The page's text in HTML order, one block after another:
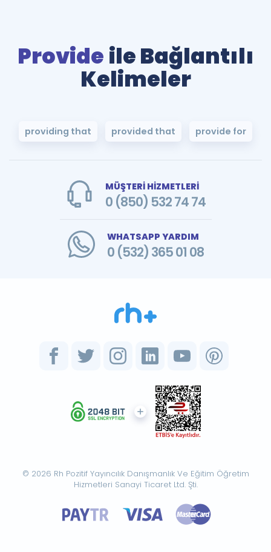
Provide ile Bağlantılı
Kelimeler
providing that provided that provide for
MÜŞTERİ HİZMETLERİ
0 (850) 532 74 74
WHATSAPP YARDIM
0 (532) 365 01 08
© 2026 Rh Pozitif Yayıncılık Danışmanlık Ve Eğitim Öğretim
Hizmetleri Sanayi Ticaret Ltd. Şti.